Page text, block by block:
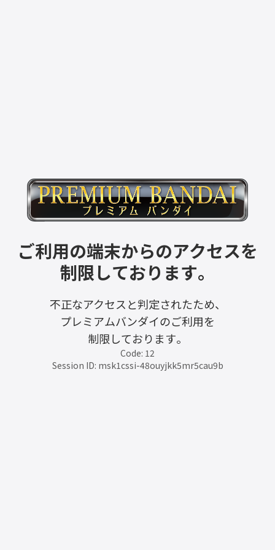
ご利用の端末からのアクセスを
制限しております。
不正なアクセスと判定されたため、
プレミアムバンダイのご利用を
制限しております。
Code: 12
Session ID: msk1cssi-48ouyjkk5mr5cau9b